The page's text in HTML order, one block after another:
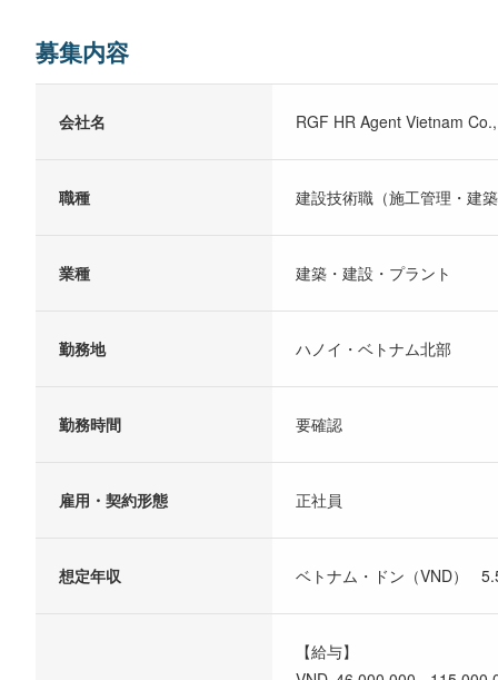
募集内容
会社名 RGF HR Agent Vietnam
職種 建設技術職（施工管理・建
業種 建築・建設・プラント
勤務地 ハノイ・ベトナム北部
勤務時間 要確認
雇用・契約形態 正社員
想定年収 ベトナム・ドン（VND）
【給与】